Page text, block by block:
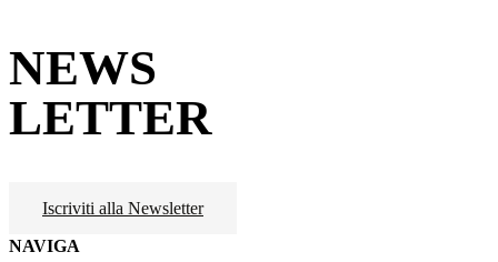
NEWS
LETTER
Iscriviti alla Newsletter
NAVIGA